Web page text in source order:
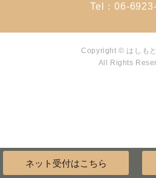
ネット受付はこちら
Tel：06-
Copyright © はしもと
All Rights